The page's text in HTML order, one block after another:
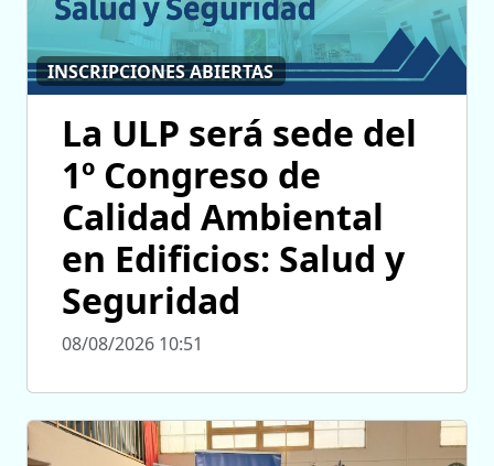
INSCRIPCIONES ABIERTAS
La ULP será sede del
1º Congreso de
Calidad Ambiental
en Edificios: Salud y
Seguridad
08/08/2026 10:51